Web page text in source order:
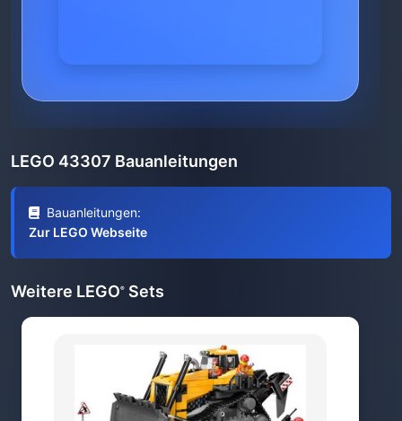
LEGO 43307 Bauanleitungen
Bauanleitungen:
Zur LEGO Webseite
Weitere LEGO® Sets